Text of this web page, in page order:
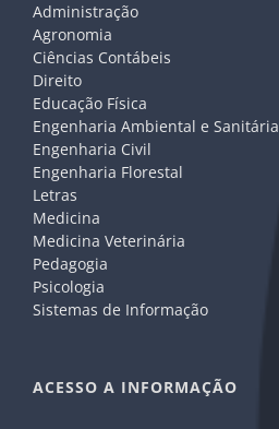
Administração
Agronomia
Ciências Contábeis
Direito
Educação Física
Engenharia Ambiental e Sanitária
Engenharia Civil
Engenharia Florestal
Letras
Medicina
Medicina Veterinária
Pedagogia
Psicologia
Sistemas de Informação
ACESSO A INFORMAÇÃO